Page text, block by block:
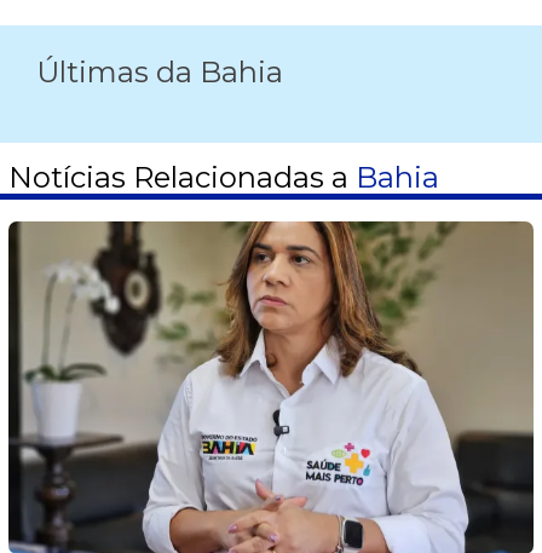
Últimas da Bahia
Notícias Relacionadas a Bahia